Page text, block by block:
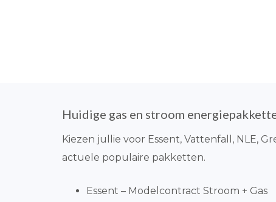
Huidige gas en stroom
Kiezen jullie voor Essent, Vattenfall, NLE,
actuele populaire pakketten.
Essent – Modelcontract Stroom + Gas